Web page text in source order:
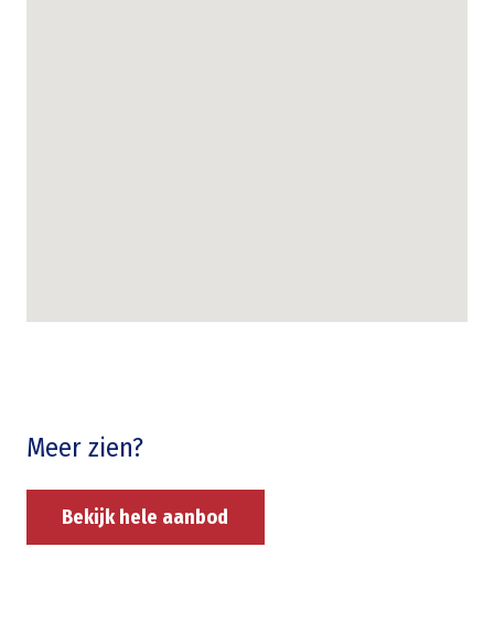
Meer zien?
Bekijk hele aanbod